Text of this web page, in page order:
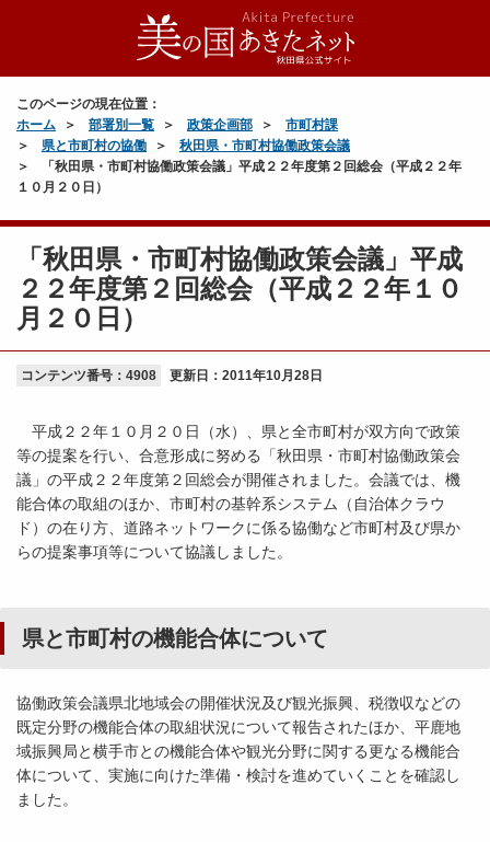
このページの現在位置：
ホーム
部署別一覧 政策企画部
市町村課
県と市町村の協働
秋田県・市町村協働政策会議
「秋田県・市町村協働政策会議」平成２２年度第２回総会（平成２２年
１０月２０日）
「秋田県・市町村協働政策会議」平成
２２年度第２回総会（平成２２年１０
月２０日）
コンテンツ番号：4908 更新日： 2011年10月28日
平成２２年１０月２０日（水）、県と全市町村が双方向で政策
等の提案を行い、合意形成に努める「秋田県・市町村協働政策会
議」の平成２２年度第２回総会が開催されました。会議では、機
能合体の取組のほか、市町村の基幹系システム（自治体クラウ
ド）の在り方、道路ネットワークに係る協働など市町村及び県か
らの提案事項等について協議しました。
県と市町村の機能合体について
協働政策会議県北地域会の開催状況及び観光振興、税徴収などの
既定分野の機能合体の取組状況について報告されたほか、平鹿地
域振興局と横手市との機能合体や観光分野に関する更なる機能合
体について、実施に向けた準備・検討を進めていくことを確認し
ました。